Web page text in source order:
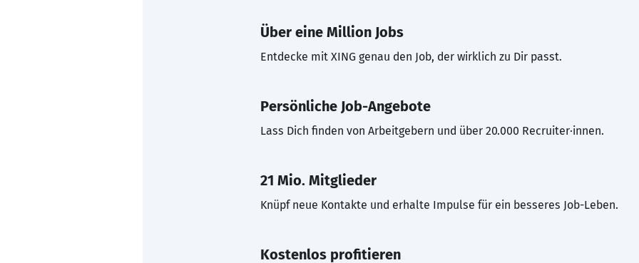
Über eine Million Jobs
Entdecke mit XING genau den Job, der wirklich zu Dir passt.
Persönliche Job-Angebote
Lass Dich finden von Arbeitgebern und über 20.000 Recruiter·innen.
21 Mio. Mitglieder
Knüpf neue Kontakte und erhalte Impulse für ein besseres Job-Leben.
Kostenlos profitieren